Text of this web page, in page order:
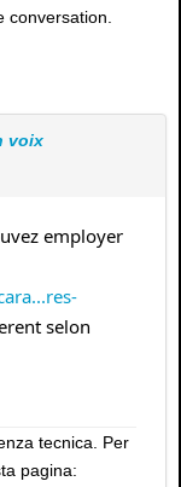
conversation.
voix
employer
selon
tecnica. Per
pagina: